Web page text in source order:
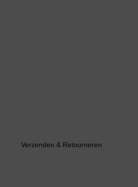
Verzenden & Retourneren